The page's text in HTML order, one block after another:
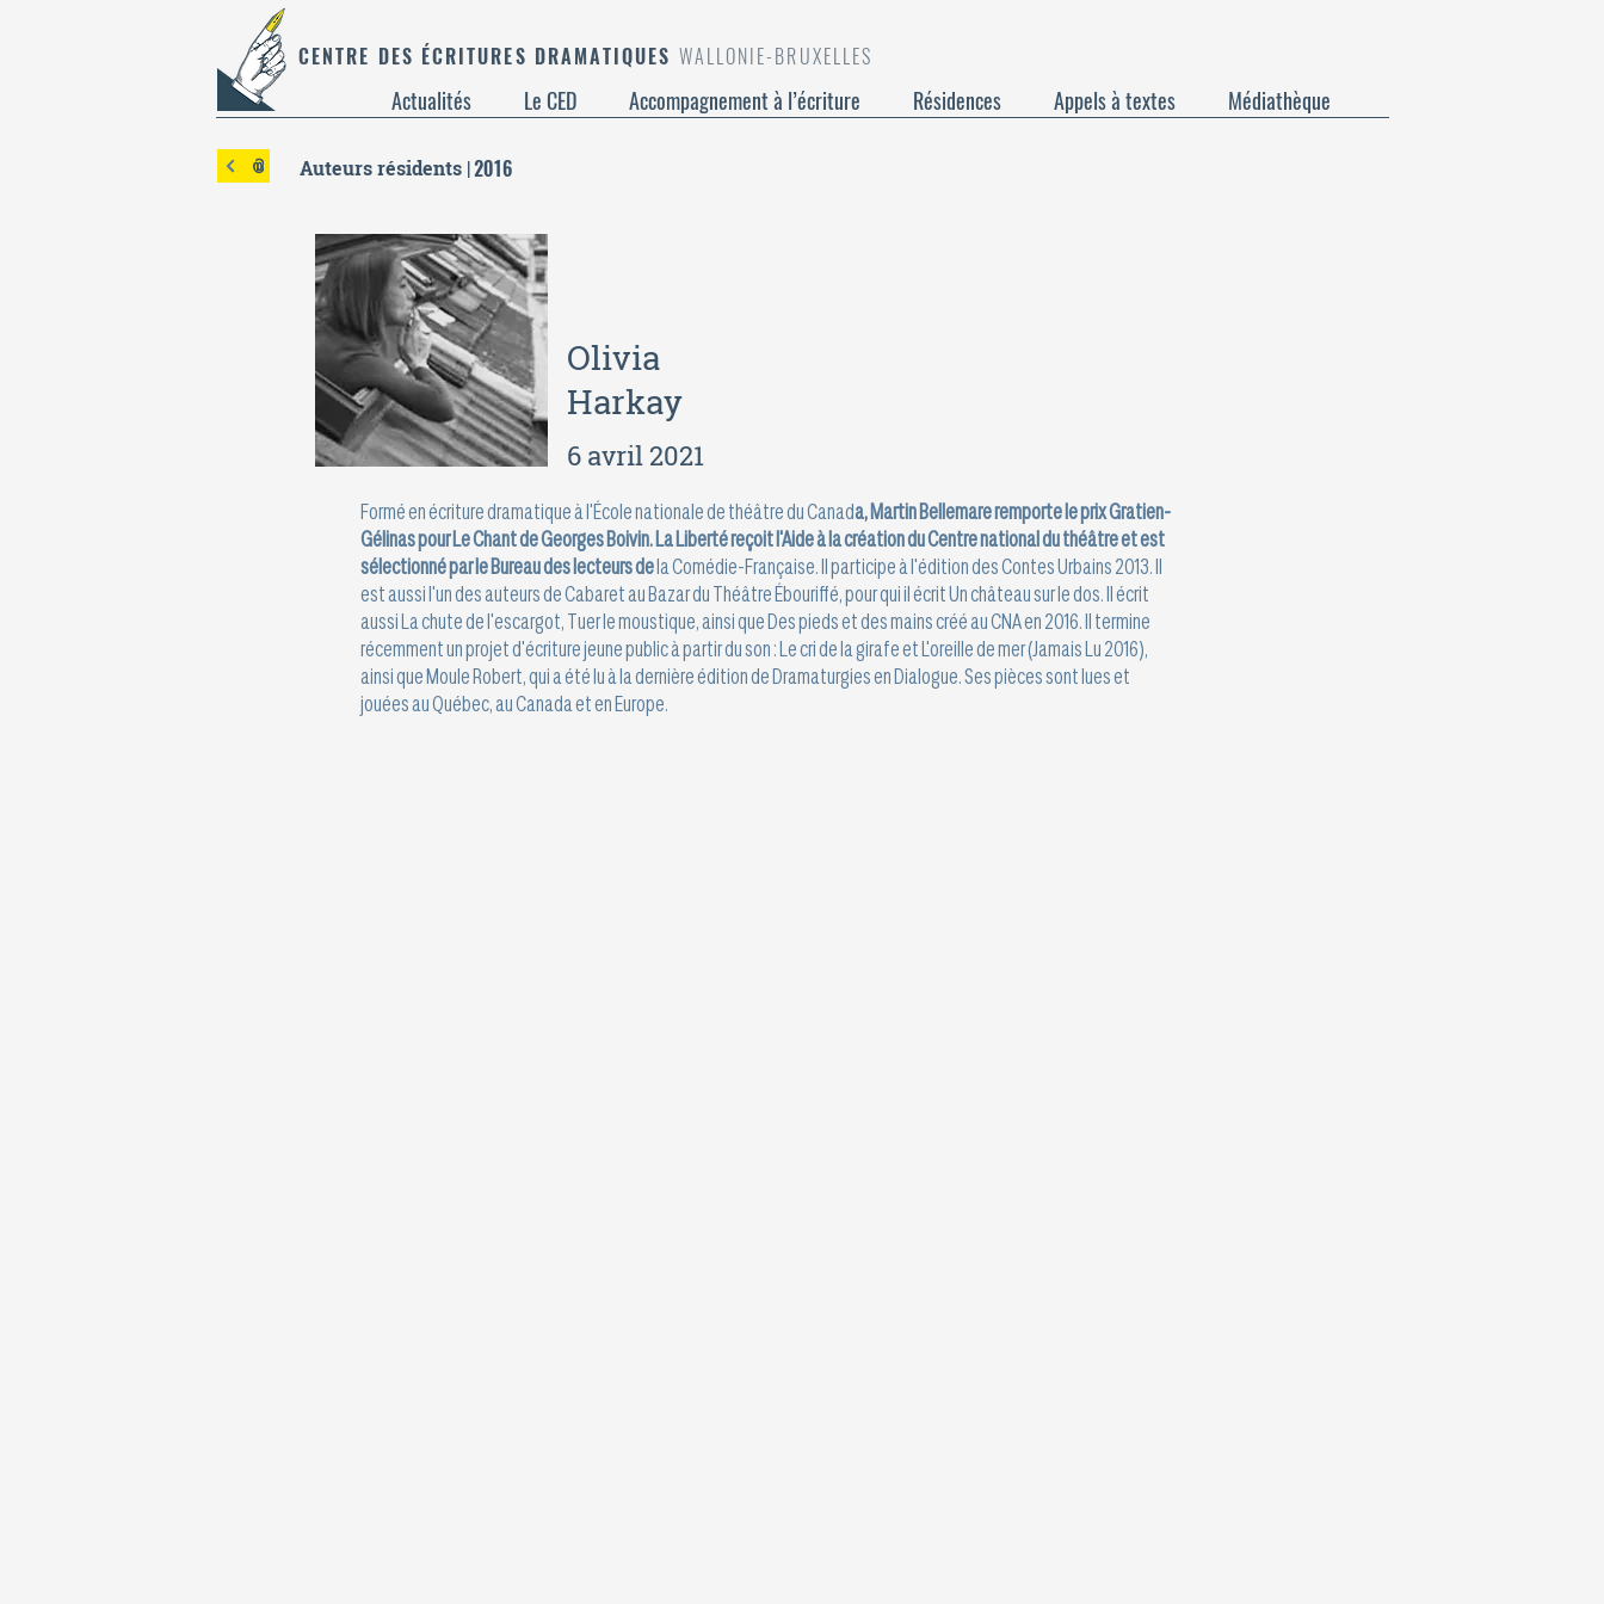
CENTRE DES ÉCRITURES DRAMATIQUES WALLONIE-BRUXELLES
Actualités Le CED Accompagnement à l’écriture Résidences Appels à textes Médiathèque
@ Auteurs résidents |2016
Olivia
Harkay
6 avril 2021
Formé en écriture dramatique à l'École nationale de théâtre du Canada, Martin Bellemare remporte le prix Gratien-
Gélinas pour Le Chant de Georges Boivin. La Liberté reçoit l'Aide à la création du Centre national du théâtre et est
sélectionné par le Bureau des lecteurs dela Comédie-Française. Il participe à l'édition des Contes Urbains 2013. Il
est aussi l'un des auteurs de Cabaret au Bazar du Théâtre Ébouriffé, pour qui il écrit Un château sur le dos. Il écrit
aussi La chute de l'escargot, Tuer le moustique, ainsi que Des pieds et des mains créé au CNA en 2016. Il termine
récemment un projet d'écriture jeune public à partir du son : Le cri de la girafe et L'oreille de mer (Jamais Lu 2016),
ainsi que Moule Robert, qui a été lu à la dernière édition de Dramaturgies en Dialogue. Ses pièces sont lues et
jouées au Québec, au Canada et en Europe.